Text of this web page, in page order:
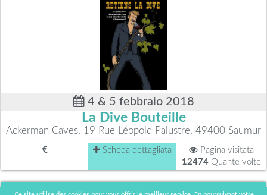
4 & 5 febbraio 2018
La Dive Bouteille
Ackerman Caves, 19 Rue Léopold Palustre, 49400 Saumur
Scheda dettagliata
Pagina visitata
12474Quante volte